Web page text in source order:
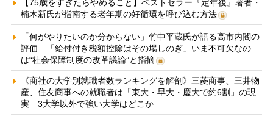
【75歳をすぎたらやめること】ベストセラー『定年後』著者・
楠木新氏が指南する老年期の好循環を呼び込む方法
「何がやりたいのか分からない」竹中平蔵氏が語る高市内閣の
評価 「給付付き税額控除はその場しのぎ」いま不可欠なの
は“社会保障制度の改革議論”と指摘
《商社の大学別就職者数ランキングを解剖》三菱商事、三井物
産、住友商事への就職者は「東大・早大・慶大で約6割」の現
実 3大学以外で強い大学はどこか